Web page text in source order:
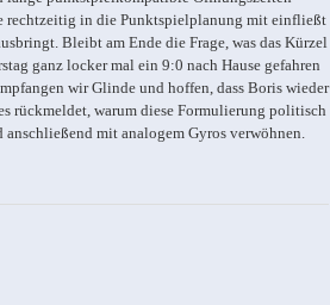
rechtzeitig in die Punktspielplanung mit einfließt
Bleibt am Ende die Frage, was das Kürzel
ganz locker mal ein 9:0 nach Hause gefahren
wir Glinde und hoffen, dass Boris wieder
rückmeldet, warum diese Formulierung politisch
mit analogem Gyros verwöhnen.